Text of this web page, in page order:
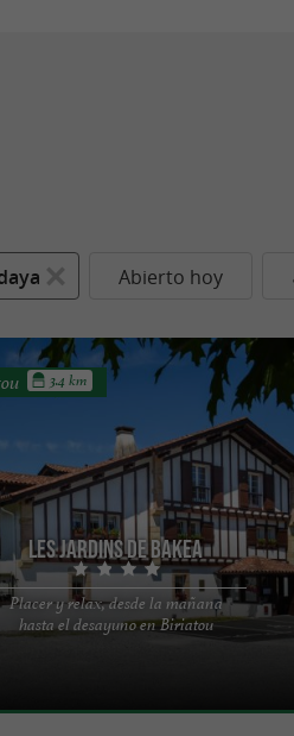
Abierto hoy
Les Jardins de Bakea
Placer y relax, desde la mañana
hasta el desayuno en Biriatou
3.4 km
hotel, enclavado en un entorno
el corazón del pueblo protegido de